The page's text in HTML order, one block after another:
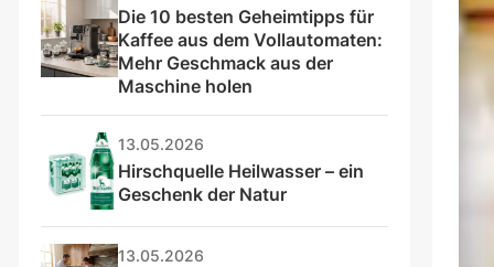
Die 10 besten Geheimtipps für
Kaffee aus dem Vollautomaten:
Mehr Geschmack aus der
Maschine holen
13.05.2026
Hirschquelle Heilwasser – ein
Geschenk der Natur
13.05.2026